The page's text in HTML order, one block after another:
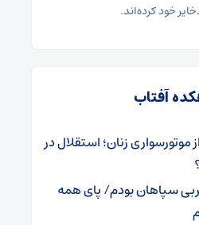
خود کرده‌اند.
آفتاب
زنان؛ استقلال در
سپاهان بودم/ پای همه